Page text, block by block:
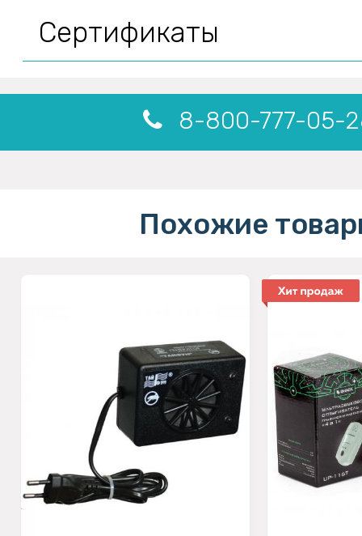
Сертификаты
8-800-777-05-
Похожие